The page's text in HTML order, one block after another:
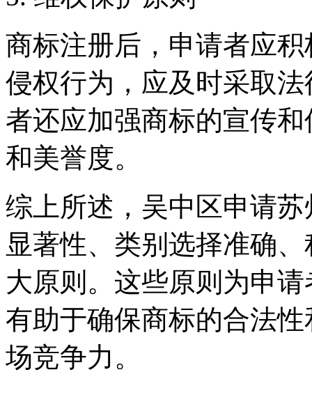
商标注册后，申请者应
侵权行为，应及时采取
者还应加强商标的宣传
和美誉度。
综上所述，吴中区申请
显著性、类别选择准确
大原则。这些原则为申
有助于确保商标的合法
场竞争力。